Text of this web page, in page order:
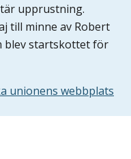
upprustning.
till minne av Robert
blev startskottet för
unionens webbplats